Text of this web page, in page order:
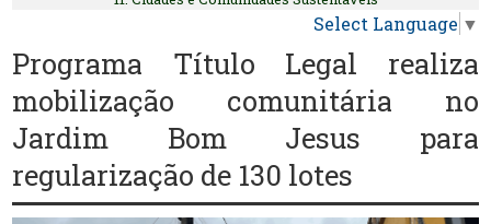
Select Language ▼
Programa Título Legal realiza
mobilização comunitária no
Jardim Bom Jesus para
regularização de 130 lotes